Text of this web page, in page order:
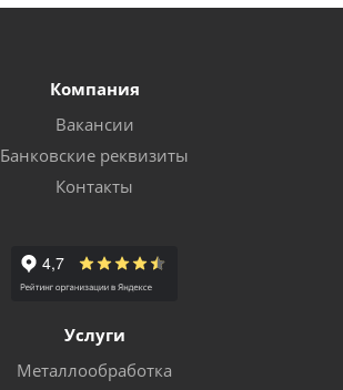
Компания
Вакансии
Банковские реквизиты
Контакты
Услуги
Металлообработка